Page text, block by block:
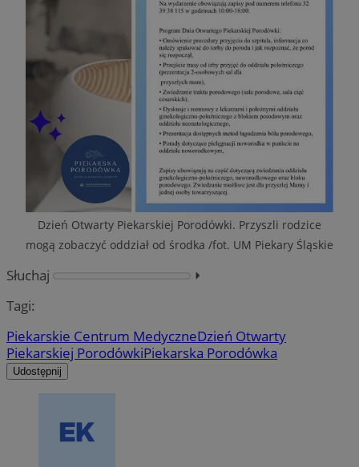
Dzień Otwarty Piekarskiej Porodówki. Przyszli rodzice
mogą zobaczyć oddział od środka /fot. UM Piekary Śląskie
Słuchaj
⏵︎
Tagi:
Piekarskie Centrum MedyczneDzień Otwarty
Piekarskiej PorodówkiPiekarska Porodówka
Udostępnij